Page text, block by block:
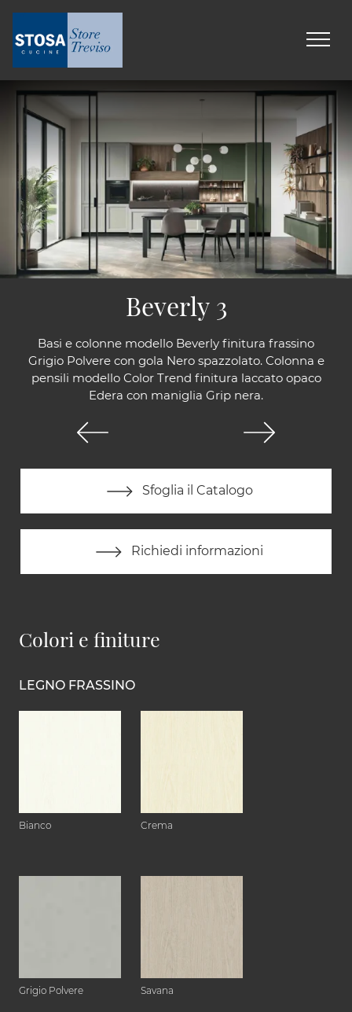
Basi e colonne modello Beverly finitura frassino
Grigio Polvere con gola Nero spazzolato. Colonna e
pensili modello Color Trend finitura laccato opaco
Edera con maniglia Grip nera.
Sfoglia il Catalogo
Richiedi informazioni
Beverly 3
Colori e finiture
LEGNO FRASSINO
Bianco Crema
Grigio Polvere Savana